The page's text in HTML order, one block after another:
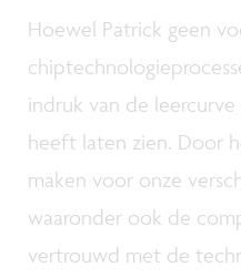
Hoewel Patrick geen
indruk van de
heeft laten zien. Door
maken voor onze
waaronder ook de
vertrouwd met de